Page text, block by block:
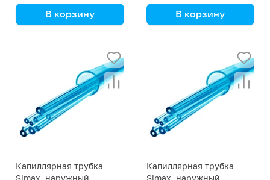
В корзину В корзину
Капиллярная трубка
Капиллярная трубка